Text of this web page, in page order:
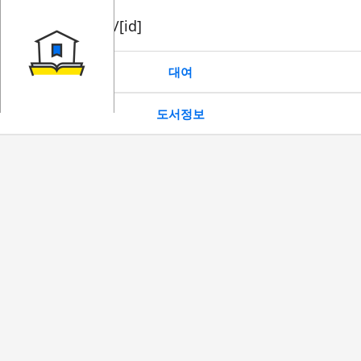
book/rent/[id]
대여
도서정보